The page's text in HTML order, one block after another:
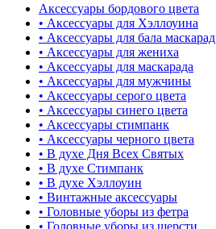
Аксессуары бордового цвета
• Аксессуары для Хэллоуина
• Аксессуары для бала маскарад
• Аксессуары для жениха
• Аксессуары для маскарада
• Аксессуары для мужчины
• Аксессуары серого цвета
• Аксессуары синего цвета
• Аксессуары стимпанк
• Аксессуары черного цвета
• В духе Дня Всех Святых
• В духе Стимпанк
• В духе Хэллоуин
• Винтажные аксессуары
• Головные уборы из фетра
• Головные уборы из шерсти